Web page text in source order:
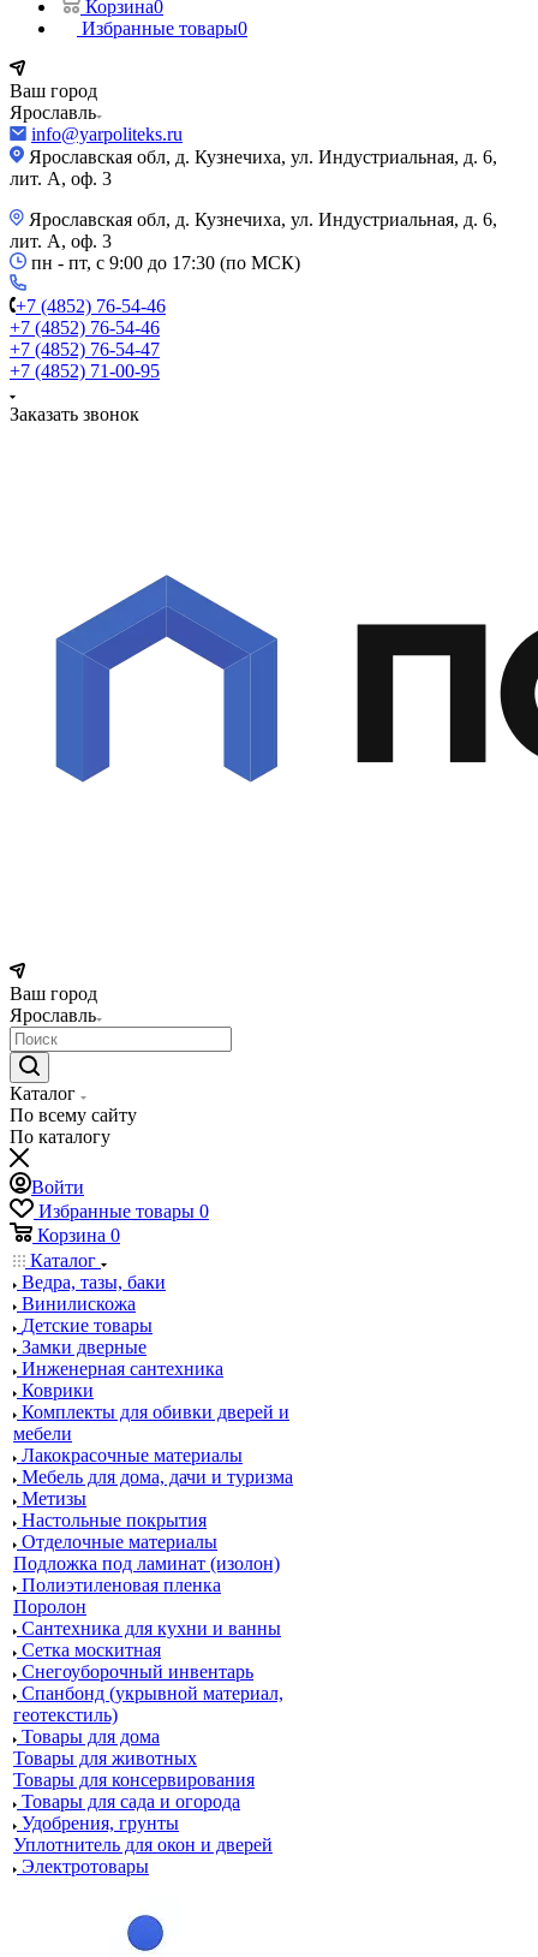
Корзина0
Избранные товары0
Ваш город
Ярославль
info@yarpoliteks.ru
Ярославская обл, д. Кузнечиха, ул. Индустриальная, д. 6,
лит. А, оф. 3
Ярославская обл, д. Кузнечиха, ул. Индустриальная, д. 6,
лит. А, оф. 3
пн - пт, с 9:00 до 17:30 (по МСК)
+7 (4852) 76-54-46
+7 (4852) 76-54-46
+7 (4852) 76-54-47
+7 (4852) 71-00-95
Заказать звонок
Ваш город
Ярославль
Каталог
По всему сайту
По каталогу
Войти
Избранные товары 0
Корзина 0
Каталог
Ведра, тазы, баки
Винилискожа
Детские товары
Замки дверные
Инженерная сантехника
Коврики
Комплекты для обивки дверей и
мебели
Лакокрасочные материалы
Мебель для дома, дачи и туризма
Метизы
Настольные покрытия
Отделочные материалы
Подложка под ламинат (изолон)
Полиэтиленовая пленка
Поролон
Сантехника для кухни и ванны
Сетка москитная
Снегоуборочный инвентарь
Спанбонд (укрывной материал,
геотекстиль)
Товары для дома
Товары для животных
Товары для консервирования
Товары для сада и огорода
Удобрения, грунты
Уплотнитель для окон и дверей
Электротовары